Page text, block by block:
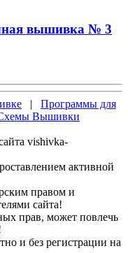
вышивка № 3
| Программы для
Вышивки
vishivka-
активной
правом и
сайта!
прав, может повлечь
и без регистрации на